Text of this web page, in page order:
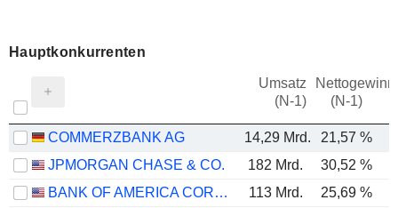
Hauptkonkurrenten
Umsatz
(N-1)
Nettogewinn
(N-1)
COMMERZBANK AG 14,29 Mrd. 21,57 %
JPMORGAN CHASE & CO.
182 Mrd. 30,52 %
BANK OF AMERICA CORPORATION
113 Mrd. 25,69 %